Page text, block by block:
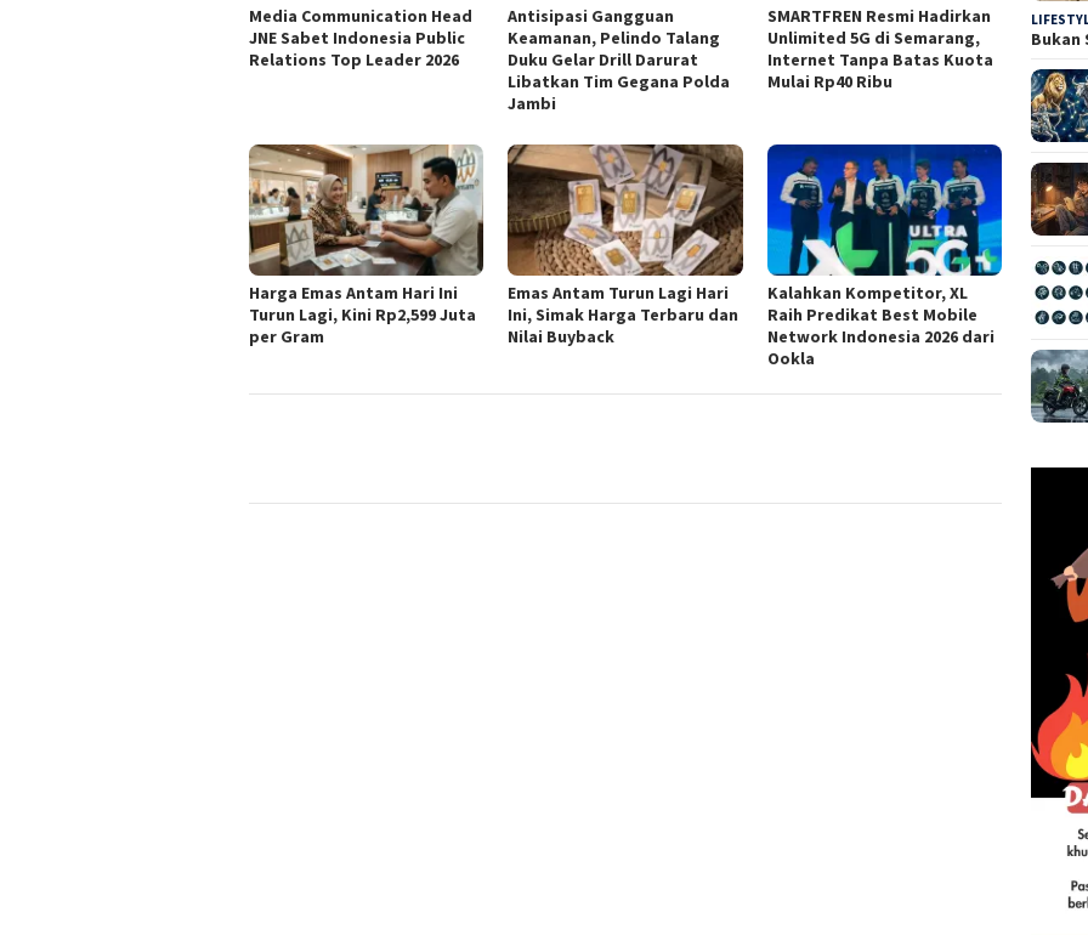
Media Communication Head
JNE Sabet Indonesia Public
Relations Top Leader 2026
Antisipasi Gangguan
Keamanan, Pelindo Talang
Duku Gelar Drill Darurat
Libatkan Tim Gegana Polda
Jambi
SMARTFREN Resmi Hadirkan
Unlimited 5G di Semarang,
Internet Tanpa Batas Kuota
Mulai Rp40 Ribu
Harga Emas Antam Hari Ini
Turun Lagi, Kini Rp2,599 Juta
per Gram
Emas Antam Turun Lagi Hari
Ini, Simak Harga Terbaru dan
Nilai Buyback
Kalahkan Kompetitor, XL
Raih Predikat Best Mobile
Network Indonesia 2026 dari
Ookla
Bukan